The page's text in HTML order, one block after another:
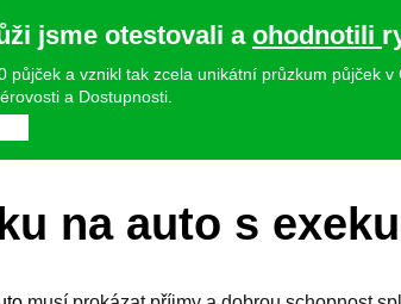
jsme otestovali a ohodnotili
půjček a vznikl tak zcela unikátní průzkum půjček
a Dostupnosti.
na auto s